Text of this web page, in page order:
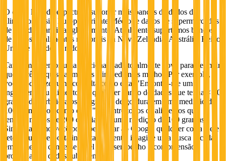
O outro lado do espectro é suportar mais bancos de dados de
alimentos (Ásia, Europa, Oriente Médio) e dados de supermercados
de grandes varejistas globalmente. Atualmente suportamos bancos
de dados de alimentos nacionais da Nova Zelândia, Austrália, Reino
Unido e Estados Unidos.
Também traremos uma funcionalidade totalmente nova para permitir
que você pesquise alimentos e ingredientes melhor. Por exemplo,
você pode fazer uma consulta como esta: "Encontre-me um
ingrediente ou alimento em qualquer banco de dados que tenha < 20
gramas de carboidratos e 5 gramas de gordura em uma medição de
100 gramas" ou como esta: "Encontre todos os alimentos que
tenham menos de 200 calorias em uma medição de 100 gramas".
Similar a como você pode perguntar ao Google qualquer coisa e ele
retorna uma resposta instantaneamente, imagine uma busca focada
em alimentos com esse nível de desempenho e compreensão
profunda dos dados subjacentes.